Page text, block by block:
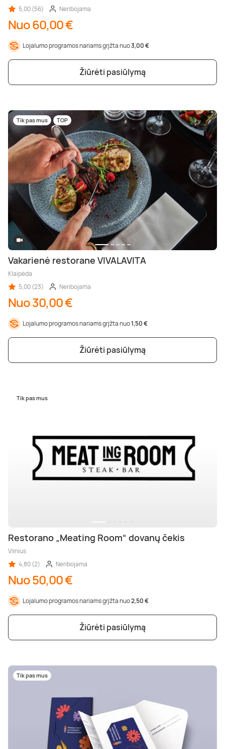
5,00 (56)
Neribojama
Nuo 60,00 €
Lojalumo programos nariams grįžta nuo3,00 €
Žiūrėti pasiūlymą
Tik pas mus TOP
Vakarienė restorane VIVALAVITA
Klaipėda
5,00 (23)
Neribojama
Nuo 30,00 €
Lojalumo programos nariams grįžta nuo1,50 €
Žiūrėti pasiūlymą
Tik pas mus
Restorano „Meating Room“ dovanų čekis
Vilnius
4,80 (2)
Neribojama
Nuo 50,00 €
Lojalumo programos nariams grįžta nuo2,50 €
Žiūrėti pasiūlymą
Tik pas mus